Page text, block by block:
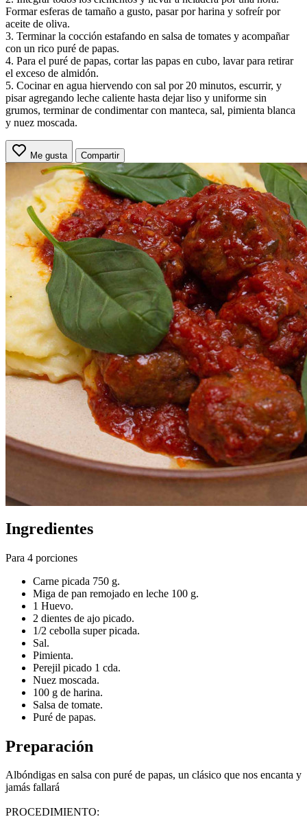
Formar esferas de tamaño a gusto, pasar por harina y sofreír por
aceite de oliva.
3. Terminar la cocción estafando en salsa de tomates y acompañar
con un rico puré de papas.
4. Para el puré de papas, cortar las papas en cubo, lavar para retirar
el exceso de almidón.
5. Cocinar en agua hiervendo con sal por 20 minutos, escurrir, y
pisar agregando leche caliente hasta dejar liso y uniforme sin
grumos, terminar de condimentar con manteca, sal, pimienta blanca
y nuez moscada.
Me gusta Compartir
Ingredientes
Para 4 porciones
Carne picada 750 g.
Miga de pan remojado en leche 100 g.
1 Huevo.
2 dientes de ajo picado.
1/2 cebolla super picada.
Sal.
Pimienta.
Perejil picado 1 cda.
Nuez moscada.
100 g de harina.
Salsa de tomate.
Puré de papas.
Preparación
Albóndigas en salsa con puré de papas, un clásico que nos encanta y
jamás fallará
PROCEDIMIENTO: